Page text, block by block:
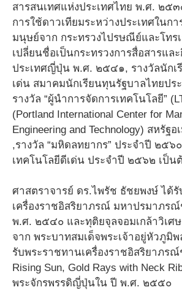
สารสนเทศแห่งประเทศไทย พ.ศ. ๒๕๓
การใช้ดาวเทียมระหว่างประเทศในก
มนุษย์จาก กระทรวงไปรษณีย์และโทร
เปลี่ยนชื่อเป็นกระทรวงการสื่อสารแล
ประเทศญี่ปุ่น พ.ศ. ๒๕๔๑, รางวัลนักเ
เด่น สมาคมนักเรียนทุนรัฐบาลไทยป
รางวัล “ผู้นําการจัดการเทคโนโลยี”
(Portland International Center for
Engineering and Technology) สหรั
,รางวัล “มหิดลทยากร” ประจําปี ๒๕๖
เทคโนโลยีดีเด่น ประจำปี ๒๕๖๒ เป็น
ศาสตราจารย์ ดร.ไพรัช ธัชยพงษ์ ได้
เครื่องราชอิสริยาภรณ์ มหาปรมาภรณ์
พ.ศ. ๒๕๔๐ และทุติยจุลจอมเกล้าวิเศ
จาก พระบาทสมเด็จพระเจ้าอยู่หัวภูมิ
รับพระราชทานเครื่องราชอิสริยาภรณ์
Rising Sun, Gold Rays with Neck
พระจักรพรรดิญี่ปุ่นใน ปี พ.ศ. ๒๕๕๐